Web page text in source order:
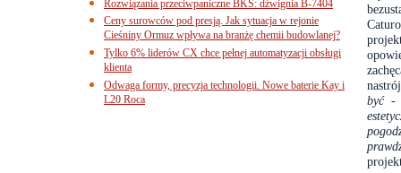
być-
Rozwiązania przeciwpaniczne BKS: dźwignia B-7404
Ceny surowców pod presją. Jak sytuacja w rejonie
Cieśniny Ormuz wpływa na branżę chemii budowlanej?
Tylko 6% liderów CX chce pełnej automatyzacji obsługi
klienta
Odwaga formy, precyzja technologii. Nowe baterie Kay i
L20 Roca